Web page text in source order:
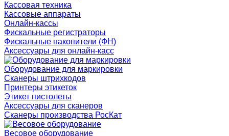
Кассовая техника
Кассовые аппараты
Онлайн-кассы
Фискальные регистраторы
Фискальные накопители (ФН)
Аксессуары для онлайн-касс
Оборудование для маркировки
Сканеры штрихкодов
Принтеры этикеток
Этикет пистолеты
Аксессуары для сканеров
Сканеры производства РосКат
Весовое оборудование